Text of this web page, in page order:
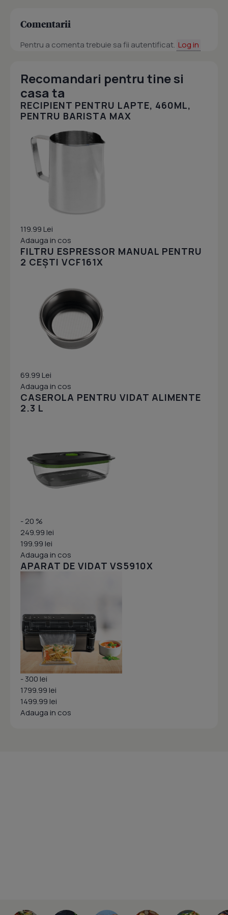
Comentarii
Pentru a comenta trebuie sa fii autentificat. Log in
Recomandari pentru tine si
casa ta
RECIPIENT PENTRU LAPTE, 460ML,
PENTRU BARISTA MAX
119.99 Lei
Adauga in cos
FILTRU ESPRESSOR MANUAL PENTRU
2 CEȘTI VCF161X
69.99 Lei
Adauga in cos
CASEROLA PENTRU VIDAT ALIMENTE
2.3 L
- 20 %
249.99 lei
199.99 lei
Adauga in cos
APARAT DE VIDAT VS5910X
- 300 lei
1799.99 lei
1499.99 lei
Adauga in cos